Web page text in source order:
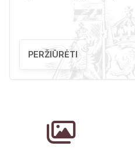
PERŽIŪRĖTI